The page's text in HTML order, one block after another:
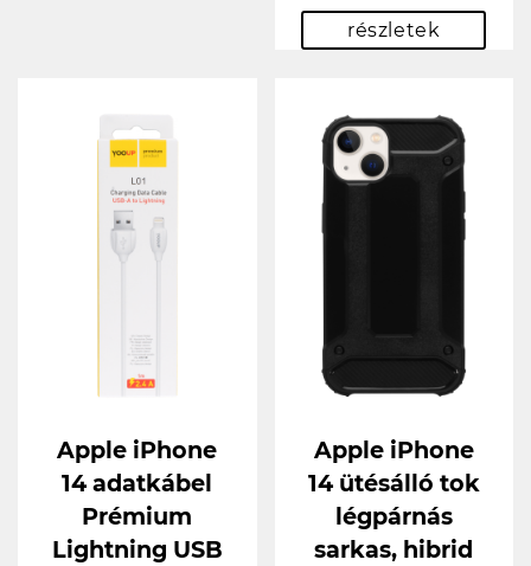
részletek
Apple iPhone
14 adatkábel
Prémium
Lightning USB
Apple iPhone
14 ütésálló tok
légpárnás
sarkas, hibrid